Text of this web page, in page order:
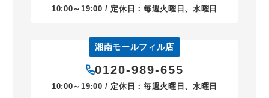
10:00～19:00 / 定休日：毎週火曜日、水曜日
湘南モールフィル店
0120-989-655
10:00～19:00 / 定休日：毎週火曜日、水曜日